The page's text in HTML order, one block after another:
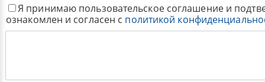
Я принимаю пользовательское соглашение и
ознакомлен и согласен с политикой